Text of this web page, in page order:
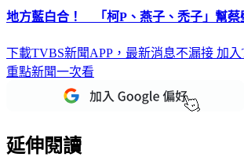
地方藍白合！ 「柯P、燕子、禿子」幫蔡
下載TVBS新聞APP，最新消息不漏接 加入
重點新聞一次看
延伸閱讀